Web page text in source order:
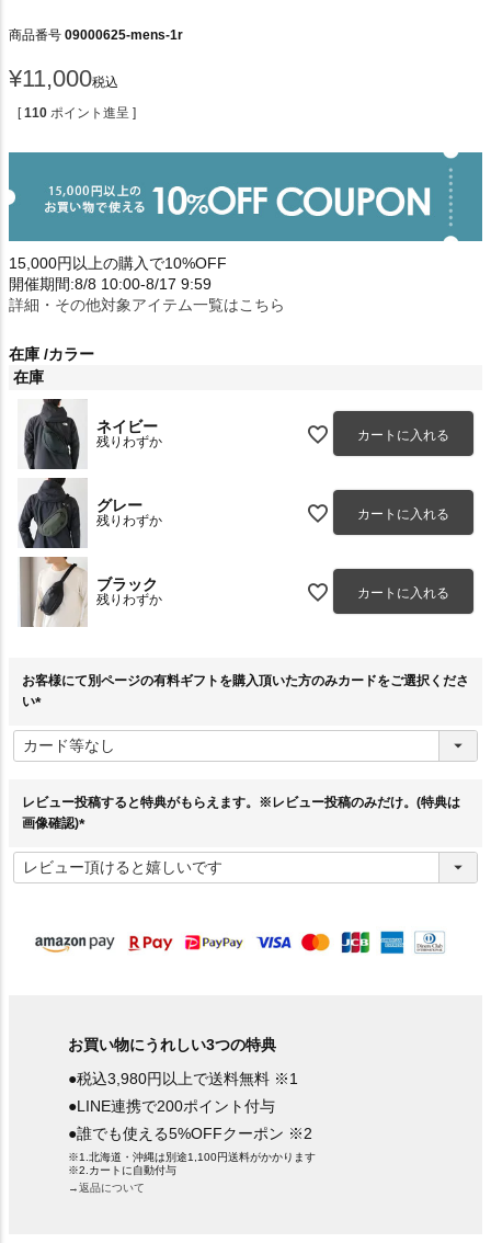
商品番号 09000625-mens-1r
¥11,000税込
[ 110 ポイント進呈 ]
15,000円以上の購入で10%OFF
開催期間:8/8 10:00-8/17 9:59
詳細・その他対象アイテム一覧はこちら
在庫 カラー
在庫
ネイビー
残りわずか カートに入れる
グレー
残りわずか カートに入れる
ブラック
残りわずか カートに入れる
お客様にて別ページの有料ギフトを購入頂いた方のみカードをご選択くださ
い
必
須
レビュー投稿すると特典がもらえます。※レビュー投稿のみだけ。(特典は
画像確認)
必
須
お買い物にうれしい3つの特典
●税込3,980円以上で送料無料 ※1
●LINE連携で200ポイント付与
●誰でも使える5%OFFクーポン ※2
※1.北海道・沖縄は別途1,100円送料がかかります
※2.カートに自動付与
→返品について